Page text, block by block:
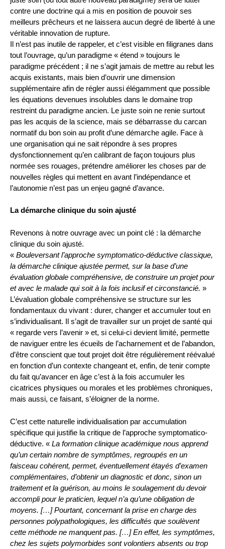
contre une doctrine qui a mis en position de pouvoir ses
meilleurs prêcheurs et ne laissera aucun degré de liberté à une
véritable innovation de rupture.
Il n’est pas inutile de rappeler, et c’est visible en filigranes dans
tout l’ouvrage, qu’un paradigme « étend » toujours le
paradigme précédent ; il ne s’agit jamais de mettre au rebut les
acquis existants, mais bien d’ouvrir une dimension
supplémentaire afin de régler aussi élégamment que possible
les équations devenues insolubles dans le domaine trop
restreint du paradigme ancien. Le juste soin ne renie surtout
pas les acquis de la science, mais se débarrasse du carcan
normatif du bon soin au profit d’une démarche agile. Face à
une organisation qui ne sait répondre à ses propres
dysfonctionnement qu’en calibrant de façon toujours plus
normée ses rouages, prétendre améliorer les choses par de
nouvelles règles qui mettent en avant l’indépendance et
l’autonomie n’est pas un enjeu gagné d’avance.
La démarche clinique du soin ajusté
Revenons à notre ouvrage avec un point clé : la démarche
clinique du soin ajusté.
« Bouleversant l’approche symptomatico-déductive classique,
la démarche clinique ajustée permet, sur la base d’une
évaluation globale compréhensive, de construire un projet pour
et avec le malade qui soit à la fois inclusif et circonstancié. »
L’évaluation globale compréhensive se structure sur les
fondamentaux du vivant : durer, changer et accumuler tout en
s’individualisant. Il s’agit de travailler sur un projet de santé qui
« regarde vers l’avenir » et, si celui-ci devient limité, permette
de naviguer entre les écueils de l’acharnement et de l’abandon,
d’être conscient que tout projet doit être régulièrement réévalué
en fonction d’un contexte changeant et, enfin, de tenir compte
du fait qu’avancer en âge c’est à la fois accumuler les
cicatrices physiques ou morales et les problèmes chroniques,
mais aussi, ce faisant, s’éloigner de la norme.
C’est cette naturelle individualisation par accumulation
spécifique qui justifie la critique de l’approche symptomatico-
déductive. « La formation clinique académique nous apprend
qu’un certain nombre de symptômes, regroupés en un
faisceau cohérent, permet, éventuellement étayés d’examen
complémentaires, d’obtenir un diagnostic et donc, sinon un
traitement et la guérison, au moins le soulagement du devoir
accompli pour le praticien, lequel n’a qu’une obligation de
moyens. […] Pourtant, concernant la prise en charge des
personnes polypathologiques, les difficultés que soulèvent
cette méthode ne manquent pas. […] En effet, les symptômes,
chez les sujets polymorbides sont volontiers absents ou trop